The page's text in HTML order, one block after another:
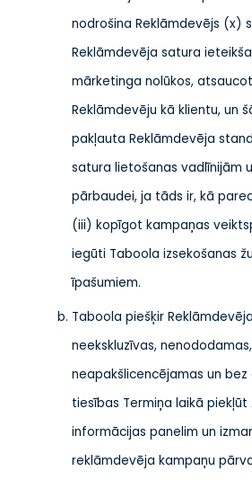
nodrošina Reklāmdevējs (x)
Reklāmdevēja satura
mārketinga nolūkos,
Reklāmdevēju kā klientu, un
pakļauta Reklāmdevēja
satura lietošanas vadlīnijām
pārbaudei, ja tāds ir, kā
(iii) kopīgot kampaņas
iegūti Taboola izsekošanas
īpašumiem.
Taboola piešķir
neekskluzīvas,
neapakšlicencējamas un
tiesības Termiņa laikā piekļūt
informācijas panelim un
reklāmdevēja kampaņu